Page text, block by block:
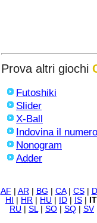
Prova altri giochi
Futoshiki
Slider
X-Ball
Indovina il numero
Nonogram
Adder
AF AR| BG CA| CS|
HI
HR HU ID IS IT
RU
SL| SO SQ SV|